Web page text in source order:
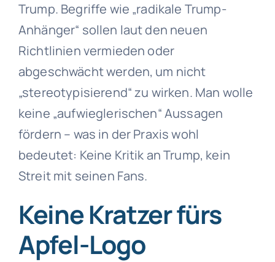
Trump. Begriffe wie „radikale Trump-
Anhänger“ sollen laut den neuen
Richtlinien vermieden oder
abgeschwächt werden, um nicht
„stereotypisierend“ zu wirken. Man wolle
keine „aufwieglerischen“ Aussagen
fördern – was in der Praxis wohl
bedeutet: Keine Kritik an Trump, kein
Streit mit seinen Fans.
Keine Kratzer fürs
Apfel-Logo